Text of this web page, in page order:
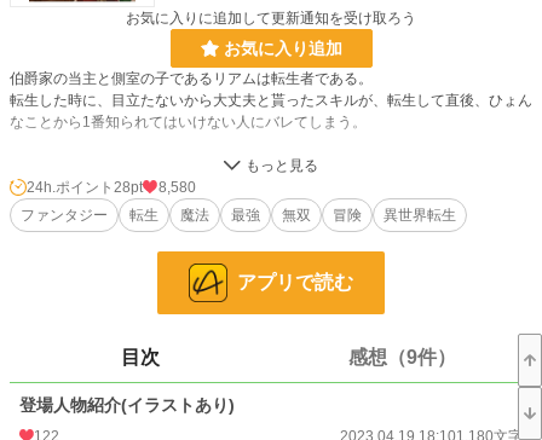
お気に入りに追加して更新通知を受け取ろう
お気に入り追加
伯爵家の当主と側室の子であるリアムは転生者である。
転生した時に、目立たないから大丈夫と貰ったスキルが、転生して直後、ひょん
なことから1番知られてはいけない人にバレてしまう。
- 週間最高ランキング:総合297位
- ゲス要素があります。
- この話はフィクションです。
3,481 位 / 53,358 件
お気に入り 2,084
24h.ポイント 28pt
8,580
ファンタジー
転生 魔法 最強 無双 冒険 異世界転生
アプリで読む
目次 感想（9件）
登場人物紹介(イラストあり)
122 2023.04.19 18:101,180文字